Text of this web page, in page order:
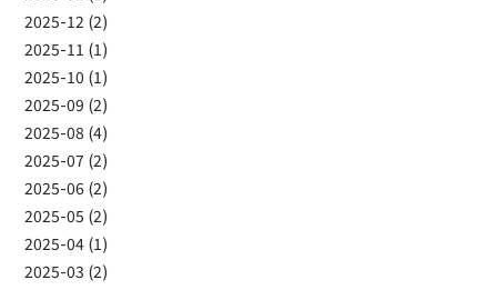
2025-12 (2)
2025-11 (1)
2025-10 (1)
2025-09 (2)
2025-08 (4)
2025-07 (2)
2025-06 (2)
2025-05 (2)
2025-04 (1)
2025-03 (2)